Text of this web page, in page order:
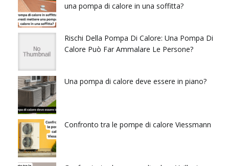
una pompa di calore in una soffitta?
Rischi Della Pompa Di Calore: Una Pompa Di
Calore Può Far Ammalare Le Persone?
Una pompa di calore deve essere in piano?
Confronto tra le pompe di calore Viessmann